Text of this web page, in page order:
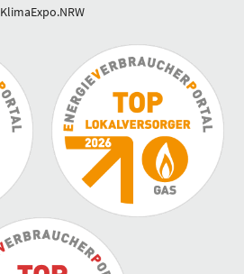
KlimaExpo.NRW